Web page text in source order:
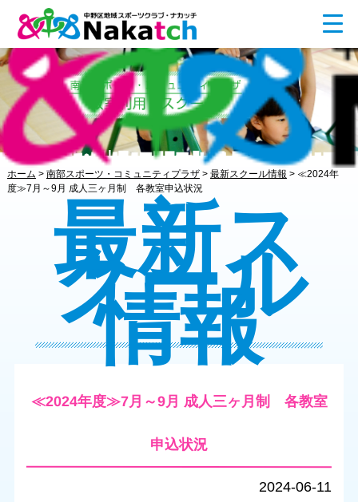
ホーム > 南部スポーツ・コミュニティプラザ> 最新スクール情報 > ≪2024年
度≫7月～9月 成人三ヶ月制 各教室申込状況
最新ス
クール
情報
≪2024年度≫7月～9月 成人三ヶ月制 各教室
申込状況
2024-06-11